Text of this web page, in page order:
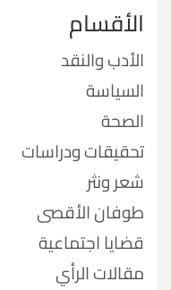
الأقسام
الأدب والنقد
السياسة
الصحة
تحقيقات ودراسات
شعر ونثر
طوفان الأقصى
قضايا اجتماعية
مقالات الرأي